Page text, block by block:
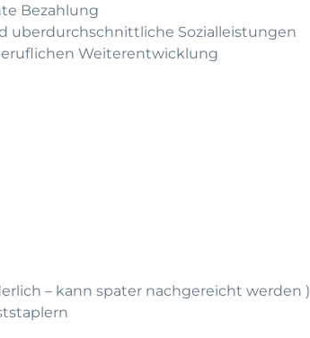
Bezahlung
uberdurchschnittliche Sozialleistungen
Weiterentwicklung
– kann spater nachgereicht werden )